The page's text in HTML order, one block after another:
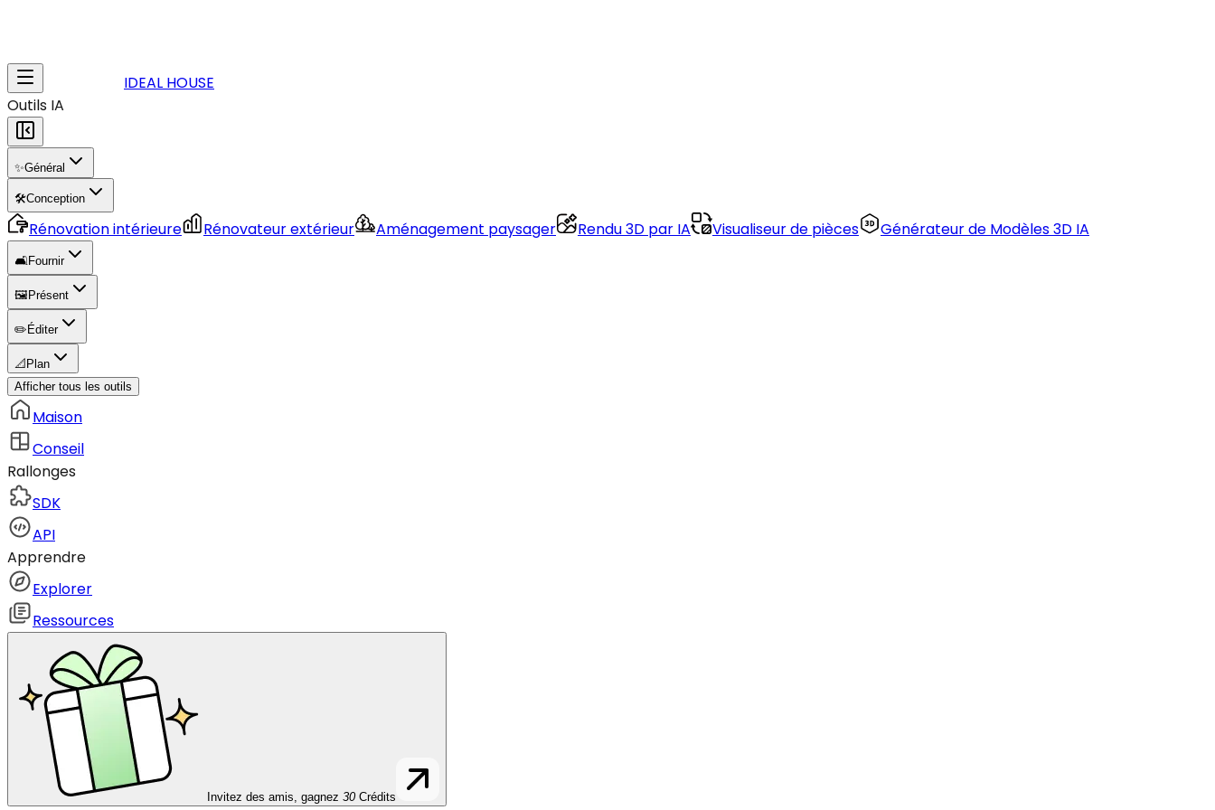
IDEAL HOUSE
Outils IA
✨Général
🛠️Conception
Rénovation intérieure Rénovateur extérieur Aménagement paysager Rendu 3D par IA Visualiseur de pièces Générateur de Modèles 3D IA
🛋️Fournir
🖼️ Présent
✏️ Éditer
📐 Plan
Afficher tous les outils
Maison
Conseil
Rallonges
SDK
API
Apprendre
Explorer
Ressources
Invitez des amis, gagnez 30 Crédits